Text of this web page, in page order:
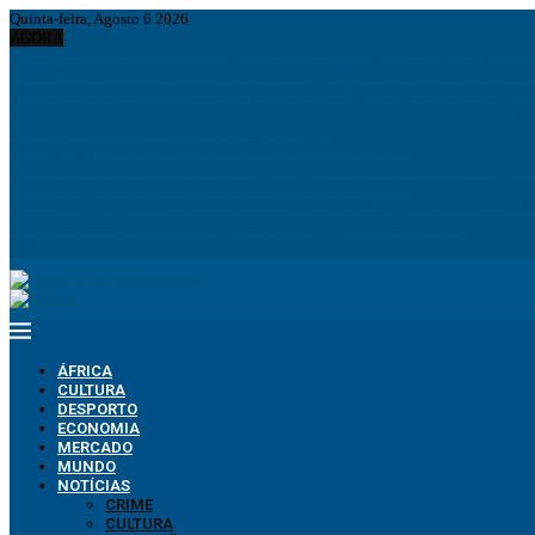
Quinta-feira, Agosto 6 2026
ÁFRICA
CULTURA
DESPORTO
ECONOMIA
MERCADO
MUNDO
NOTÍCIAS
CRIME
CULTURA